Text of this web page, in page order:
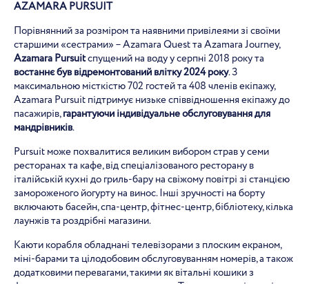
AZAMARA PURSUIT
Порівнянний за розміром та наявними привілеями зі своїми
старшими «сестрами» – Azamara Quest та Azamara Journey,
Azamara Pursuitспущений на воду у серпні 2018 року та
востаннє був відремонтований влітку 2024 року. З
максимальною місткістю 702 гостей та 408 членів екіпажу,
Azamara Pursuit підтримує низьке співвідношення екіпажу до
пасажирів,гарантуючи індивідуальне обслуговування для
мандрівників.
Pursuit може похвалитися великим вибором страв у семи
ресторанах та кафе, від спеціалізованого ресторану в
італійській кухні до гриль-бару на свіжому повітрі зі станцією
замороженого йогурту на винос. Інші зручності на борту
включають басейн, спа-центр, фітнес-центр, бібліотеку, кілька
лаунжів та роздрібні магазини.
Каюти корабля обладнані телевізорами з плоским екраном,
міні-барами та цілодобовим обслуговуванням номерів, а також
додатковими перевагами, такими як вітальні кошики з